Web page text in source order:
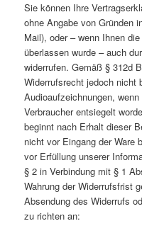
Sie können Ihre
ohne Angabe von Gründen
Mail), oder – wenn Ihnen
überlassen wurde – auch
widerrufen. Gemäß § 312d
Widerrufsrecht jedoch nicht
Audioaufzeichnungen,
Verbraucher entsiegelt
beginnt nach Erhalt dieser
nicht vor Eingang der Ware
vor Erfüllung unserer
§ 2 in Verbindung mit § 1
Wahrung der Widerrufsfrist
Absendung des Widerrufs
zu richten an: